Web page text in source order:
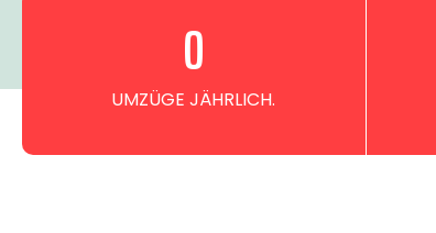
UMZÜGE JÄHRLICH.
0